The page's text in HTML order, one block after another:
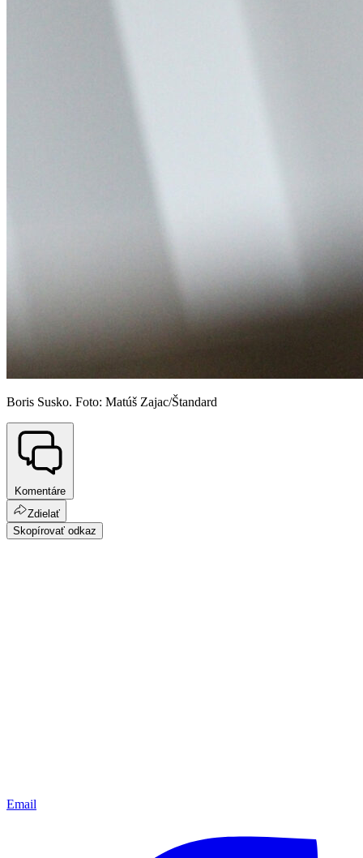
Boris Susko. Foto: Matúš Zajac/Štandard
Komentáre
Zdielať
Skopírovať odkaz
Email